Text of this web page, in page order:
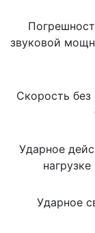
звуковой
Скорость без
Ударное
Ударное